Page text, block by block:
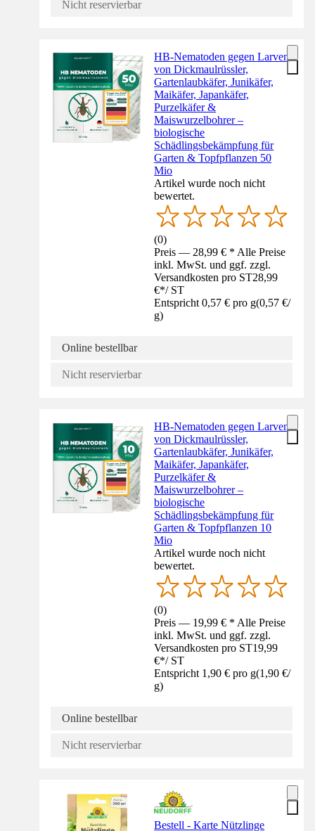
Nicht reservierbar
HB-Nematoden gegen Larven
von Dickmaulrüssler,
Gartenlaubkäfer, Junikäfer,
Maikäfer, Japankäfer,
Purzelkäfer &
Maiswurzelbohrer –
biologische
Schädlingsbekämpfung für
Garten & Topfpflanzen 50
Mio
Artikel wurde noch nicht
bewertet.
(0)
Preis — 28,99 € * Alle Preise
inkl. MwSt. und ggf. zzgl.
Versandkosten pro ST28,99
€*/ ST
Entspricht 0,57 € pro g(0,57 €/
g)
Online bestellbar
Nicht reservierbar
HB-Nematoden gegen Larven
von Dickmaulrüssler,
Gartenlaubkäfer, Junikäfer,
Maikäfer, Japankäfer,
Purzelkäfer &
Maiswurzelbohrer –
biologische
Schädlingsbekämpfung für
Garten & Topfpflanzen 10
Mio
Artikel wurde noch nicht
bewertet.
(0)
Preis — 19,99 € * Alle Preise
inkl. MwSt. und ggf. zzgl.
Versandkosten pro ST19,99
€*/ ST
Entspricht 1,90 € pro g(1,90 €/
g)
Online bestellbar
Nicht reservierbar
Bestell - Karte Nützlinge